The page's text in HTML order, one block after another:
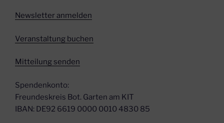
Newsletter anmelden
Veranstaltung buchen
Mitteilung senden
Spendenkonto:
Freundeskreis Bot. Garten am KIT
IBAN: DE92 6619 0000 0010 4830 85